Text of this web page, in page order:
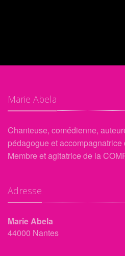
Marie Abela
Chanteuse, comédienne,
pédagogue et
Membre et agitatrice de la
Adresse
Marie Abela
44000 Nantes